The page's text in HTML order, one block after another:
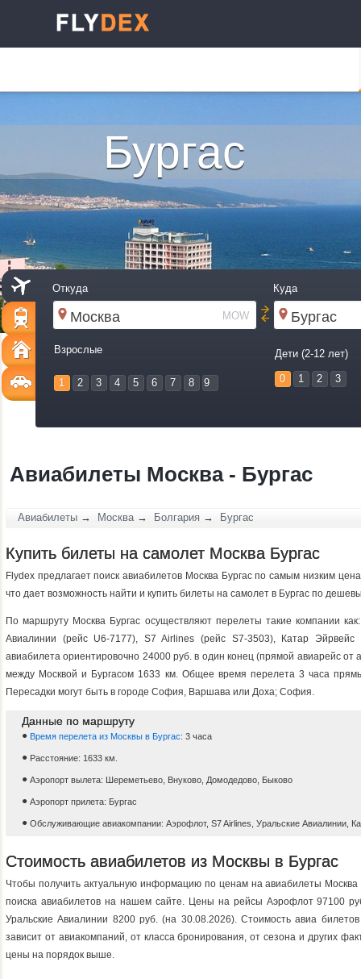
Бургас
Откуда Куда
MOW
Взрослые
1 2 3 4 5 6 7 8 9
Дети (2-12 лет)
0 1 2 3
Авиабилеты Москва - Бургас
Авиабилеты → Москва → Болгария → Бургас
Купить билеты на самолет Москва Бургас
Flydex предлагает поиск авиабилетов Москва Бургас по самым низким
что дает возможность найти и купить билеты на самолет в Бургас по
По маршруту Москва Бургас осуществляют перелеты такие компании
Авиалинии (рейс U6-7177), S7 Airlines (рейс S7-3503), Катар Эйрвейс
авиабилета ориентировочно 24000 руб. в один конец (прямой авиарейс от
между Москвой и Бургасом 1633 км. Общее время перелета 3 часа
Пересадки могут быть в городе София, Варшава или Доха; София.
Данные по маршруту
Время перелета из Москвы в Бургас: 3 часа
Расстояние: 1633 км.
Аэропорт вылета: Шереметьево, Внуково, Домодедово, Быково
Аэропорт прилета: Бургас
Обслуживающие авиакомпании: Аэрофлот, S7 Airlines, Уральские Авиалинии,
Стоимость авиабилетов из Москвы в Бургас
Чтобы получить актуальную информацию по ценам на авиабилеты
поиска авиабилетов на нашем сайте. Цены на рейсы Аэрофлот 97100
Уральские Авиалинии 8200 руб. (на 30.08.2026). Стоимость авиа
зависит от авиакомпаний, от класса бронирования, от сезона и других
цены на порядок выше.